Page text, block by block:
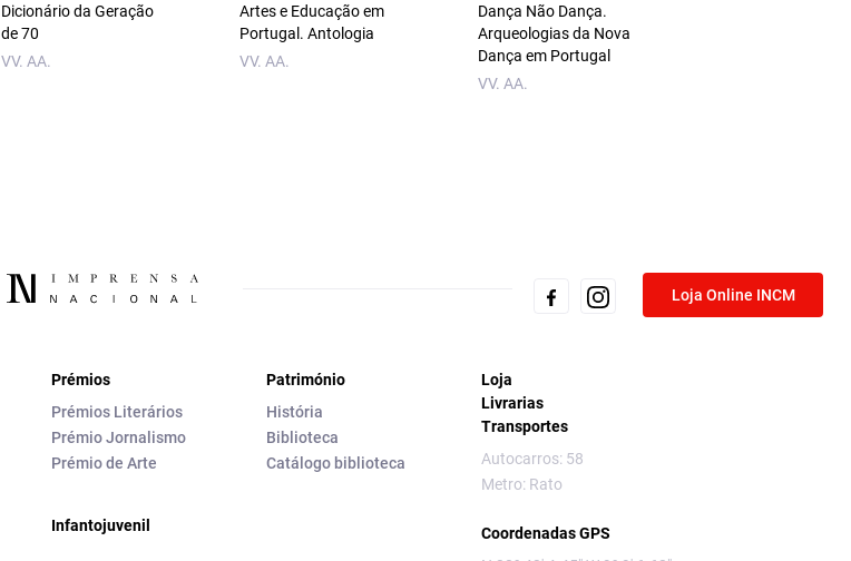
Dicionário da Geração
de 70
VV. AA.
Artes e Educação em
Portugal. Antologia
VV. AA.
Dança Não Dança.
Arqueologias da Nova
Dança em Portugal
VV. AA.
Loja Online INCM
Prémios
Prémios Literários
Prémio Jornalismo
Prémio de Arte
Infantojuvenil
Património
História
Biblioteca
Catálogo biblioteca
Loja
Livrarias
Transportes
Autocarros: 58
Metro: Rato
Coordenadas GPS